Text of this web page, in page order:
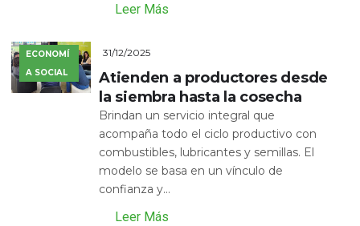
Leer Más
ECONOMÍ
A SOCIAL
31/12/2025
Atienden a productores desde
la siembra hasta la cosecha
Brindan un servicio integral que
acompaña todo el ciclo productivo con
combustibles, lubricantes y semillas. El
modelo se basa en un vínculo de
confianza y...
Leer Más